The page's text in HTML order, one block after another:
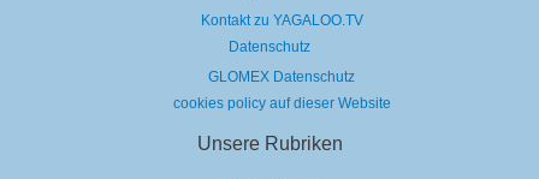
Kontakt zu YAGALOO.TV
Datenschutz
GLOMEX Datenschutz
cookies policy auf dieser Website
Unsere Rubriken